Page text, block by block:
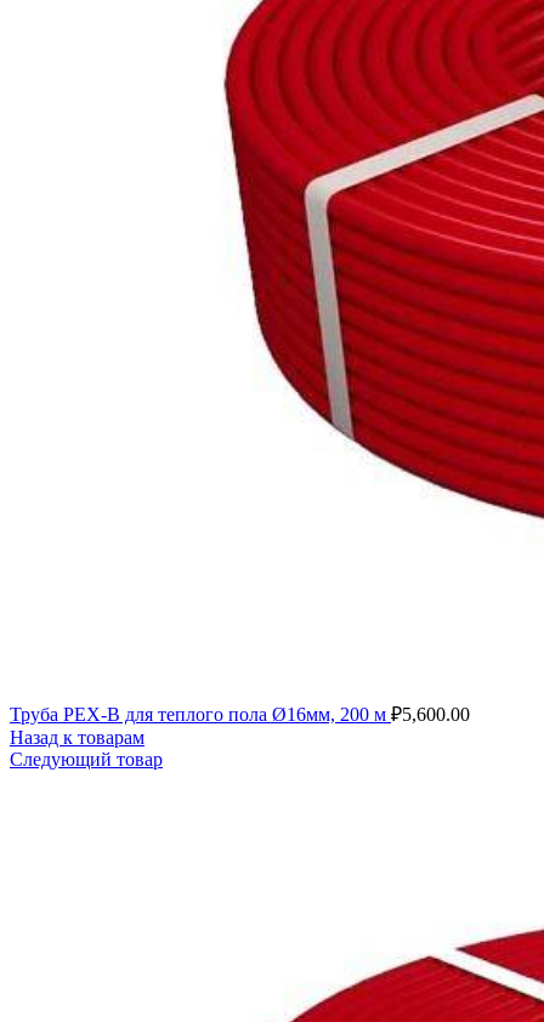
Труба PEX-B для теплого пола Ø16мм, 200 м ₽5,600.00
Назад к товарам
Следующий товар